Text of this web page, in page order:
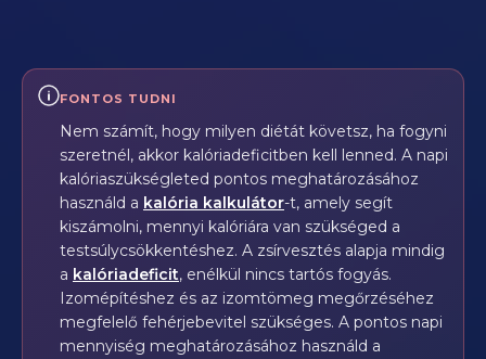
FONTOS TUDNI
Nem számít, hogy milyen diétát követsz, ha fogyni
szeretnél, akkor kalóriadeficitben kell lenned. A napi
kalóriaszükségleted pontos meghatározásához
használd a kalória kalkulátor-t, amely segít
kiszámolni, mennyi kalóriára van szükséged a
testsúlycsökkentéshez. A zsírvesztés alapja mindig
a kalóriadeficit, enélkül nincs tartós fogyás.
Izomépítéshez és az izomtömeg megőrzéséhez
megfelelő fehérjebevitel szükséges. A pontos napi
mennyiség meghatározásához használd a